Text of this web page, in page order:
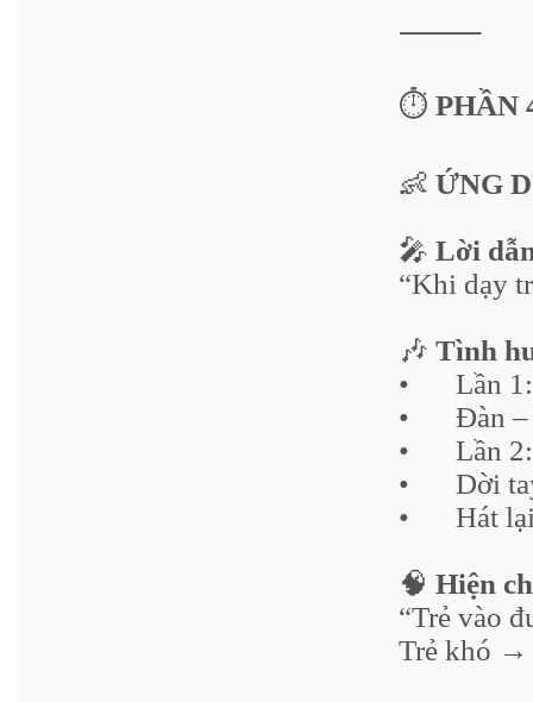
⸻
⏱️ PHẦN
👶 ỨNG
🎤 Lời
“Khi dạy
🎶 Tình
•
Lần 1:
•
Đàn
•
Lần 2:
•
Dời
•
Hát
🧠 Hiện
“Trẻ vào
Trẻ khó →